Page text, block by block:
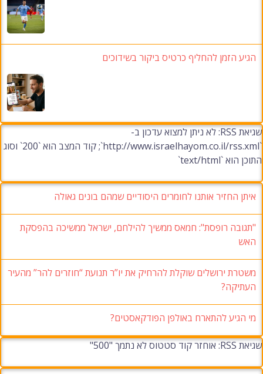
הגיע הזמן להחליף כרטיס ביקור בשידוכים
שגיאת RSS: לא ניתן למצוא עדכון ב-
`http://www.israelhayom.co.il/rss.xml`; קוד המצב הוא `200` וסוג
התוכן הוא `text/html`
איתן החזיר אותנו לחומרים היסודיים שמהם בונים גאולה
"תגובה רופסת": חמאס ממשיך להילחם, ישראל ממשיכה בהפסקת
האש
משטרת ירושלים שוקלת להרחיק את יו”ר תנועת “חוזרים להר” מהעיר
העתיקה?
מי הגיע להתארח באולפן הפודקאסטים?
שגיאת RSS: אוחזר קוד סטטוס לא נתמך "500"